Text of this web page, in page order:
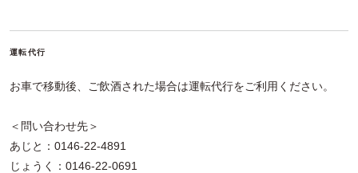
運転代行
お車で移動後、ご飲酒された場合は運転代行をご利用ください。
＜問い合わせ先＞
あじと：0146-22-4891
じょうく：0146-22-0691